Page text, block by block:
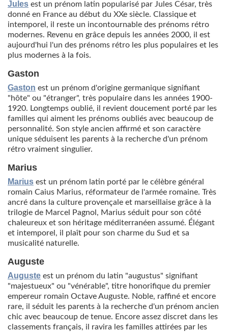
Jules est un prénom latin popularisé par Jules César, très
donné en France au début du XXe siècle. Classique et
intemporel, il reste un incontournable des prénoms rétro
modernes. Revenu en grâce depuis les années 2000, il est
aujourd'hui l'un des prénoms rétro les plus populaires et les
plus modernes à la fois.
Gaston
Gaston est un prénom d'origine germanique signifiant
"hôte" ou "étranger", très populaire dans les années 1900-
1920. Longtemps oublié, il revient doucement porté par les
familles qui aiment les prénoms oubliés avec beaucoup de
personnalité. Son style ancien affirmé et son caractère
unique séduisent les parents à la recherche d'un prénom
rétro vraiment singulier.
Marius
Marius est un prénom latin porté par le célèbre général
romain Caius Marius, réformateur de l'armée romaine. Très
ancré dans la culture provençale et marseillaise grâce à la
trilogie de Marcel Pagnol, Marius séduit pour son côté
chaleureux et son héritage méditerranéen assumé. Élégant
et intemporel, il plaît pour son charme du Sud et sa
musicalité naturelle.
Auguste
Auguste est un prénom du latin "augustus" signifiant
"majestueux" ou "vénérable", titre honorifique du premier
empereur romain Octave Auguste. Noble, raffiné et encore
rare, il séduit les parents à la recherche d'un prénom ancien
chic avec beaucoup de tenue. Encore assez discret dans les
classements français, il ravira les familles attirées par les